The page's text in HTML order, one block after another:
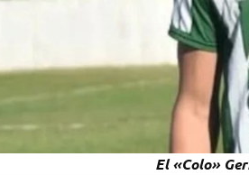
El «Colo»